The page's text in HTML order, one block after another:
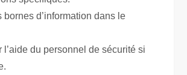
bornes d’information dans le
l’aide du personnel de sécurité si